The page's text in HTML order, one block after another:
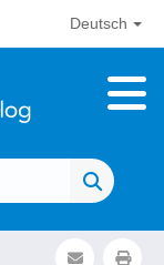
Deutsch